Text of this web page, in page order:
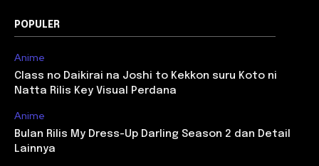
POPULER
Anime
Class no Daikirai na Joshi to Kekkon suru Koto ni
Natta Rilis Key Visual Perdana
Anime
Bulan Rilis My Dress-Up Darling Season 2 dan Detail
Lainnya